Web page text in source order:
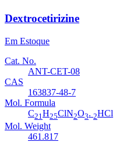
Dextrocetirizine
Em Estoque
Cat. No.
ANT-CET-08
CAS
163837-48-7
Mol. Formula
C21 H25ClN2O3. 2HCl
Mol. Weight
461.817